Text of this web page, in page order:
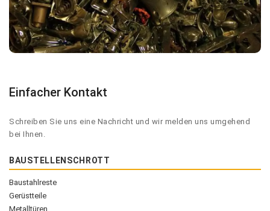
Einfacher Kontakt
Schreiben Sie uns eine Nachricht und wir melden uns umgehend
bei Ihnen.
BAUSTELLENSCHROTT
Baustahlreste
Gerüstteile
Metalltüren